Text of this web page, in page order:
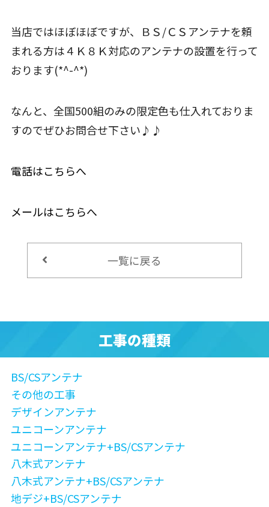
当店ではほぼほぼですが、ＢＳ/ＣＳアンテナを頼
まれる方は４Ｋ８Ｋ対応のアンテナの設置を行って
おります(*^-^*)
なんと、全国500組のみの限定色も仕入れておりま
すのでぜひお問合せ下さい♪♪
電話はこちらへ
メールはこちらへ
一覧に戻る
工事の種類
BS/CSアンテナ
その他の工事
デザインアンテナ
ユニコーンアンテナ
ユニコーンアンテナ+BS/CSアンテナ
八木式アンテナ
八木式アンテナ+BS/CSアンテナ
地デジ+BS/CSアンテナ